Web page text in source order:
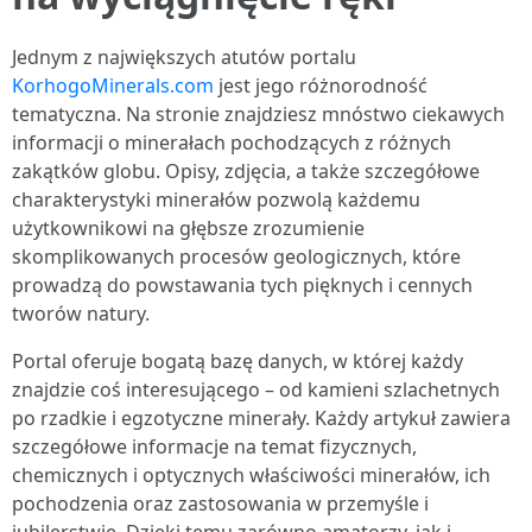
Jednym z największych atutów portalu
KorhogoMinerals.com jest jego różnorodność
tematyczna. Na stronie znajdziesz mnóstwo ciekawych
informacji o minerałach pochodzących z różnych
zakątków globu. Opisy, zdjęcia, a także szczegółowe
charakterystyki minerałów pozwolą każdemu
użytkownikowi na głębsze zrozumienie
skomplikowanych procesów geologicznych, które
prowadzą do powstawania tych pięknych i cennych
tworów natury.
Portal oferuje bogatą bazę danych, w której każdy
znajdzie coś interesującego – od kamieni szlachetnych
po rzadkie i egzotyczne minerały. Każdy artykuł zawiera
szczegółowe informacje na temat fizycznych,
chemicznych i optycznych właściwości minerałów, ich
pochodzenia oraz zastosowania w przemyśle i